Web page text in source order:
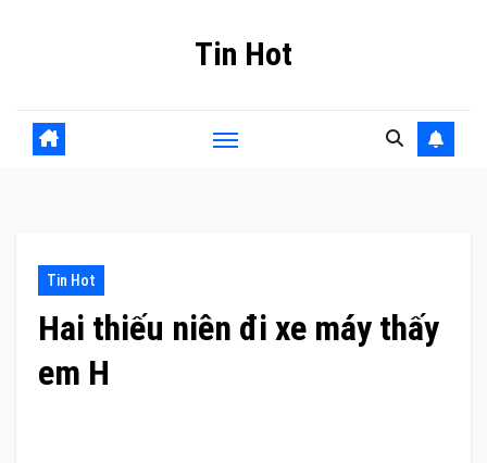
Tin Hot
Tin Hot
Hai thiếu niên đi xe máy thấy
em H